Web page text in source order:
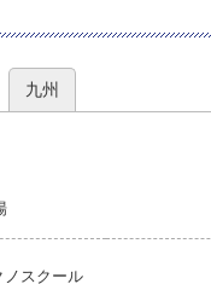
九州
ノスクール